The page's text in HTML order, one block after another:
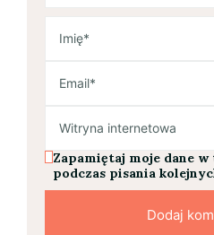
Zapamiętaj moje dane
podczas pisania